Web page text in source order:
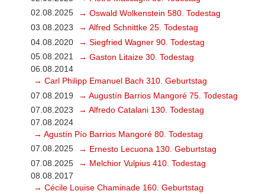
02.08.2025
→ Oswald Wolkenstein 580. Todestag
03.08.2023
→ Alfred Schnittke 25. Todestag
04.08.2020
→ Siegfried Wagner 90. Todestag
05.08.2021
→ Gaston Litaize 30. Todestag
06.08.2014
→ Carl Philipp Emanuel Bach 310. Geburtstag
07.08.2019
→ Augustín Barrios Mangoré 75. Todestag
07.08.2023
→ Alfredo Catalani 130. Todestag
07.08.2024
→ Agustín Pío Barrios Mangoré 80. Todestag
07.08.2025
→ Ernesto Lecuona 130. Geburtstag
07.08.2025
→ Melchior Vulpius 410. Todestag
08.08.2017
→ Cécile Louise Chaminade 160. Geburtstag